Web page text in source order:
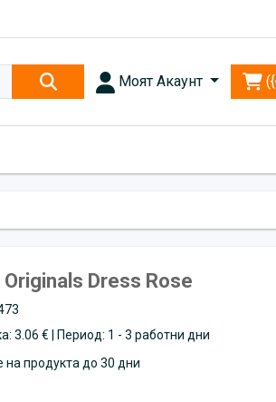
Моят Акаунт
Originals Dress Rose
3.06 € | Период: 1 - 3 работни дни
продукта до 30 дни